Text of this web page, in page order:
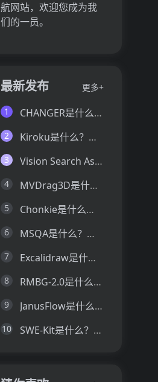
航网站，欢迎您成为我
们的一员。
最新发布 更多+
1 CHANGER是什么？一文让你看懂CHANGER的技术原理、主要功能、应用场景
2 Kiroku是什么？一文让你看懂Kiroku的技术原理、主要功能、应用场景
3 Vision Search Assistant是什么？一文让你看懂Vision Search Assistant的技术原理、主要功能、应用场景
4 MVDrag3D是什么？一文让你看懂MVDrag3D的技术原理、主要功能、应用场景
5 Chonkie是什么？一文让你看懂Chonkie的技术原理、主要功能、应用场景
6 MSQA是什么？一文让你看懂MSQA的技术原理、主要功能、应用场景
7 Excalidraw是什么？一文让你看懂Excalidraw的技术原理、主要功能、应用场景
8 RMBG-2.0是什么？一文让你看懂RMBG-2.0的技术原理、主要功能、应用场景
9 JanusFlow是什么？一文让你看懂JanusFlow的技术原理、主要功能、应用场景
10 SWE-Kit是什么？一文让你看懂SWE-Kit的技术原理、主要功能、应用场景